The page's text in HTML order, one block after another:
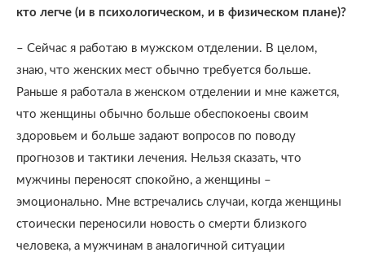
кто легче (и в психологическом, и в физическом плане)?
– Сейчас я работаю в мужском отделении. В целом,
знаю, что женских мест обычно требуется больше.
Раньше я работала в женском отделении и мне кажется,
что женщины обычно больше обеспокоены своим
здоровьем и больше задают вопросов по поводу
прогнозов и тактики лечения. Нельзя сказать, что
мужчины переносят спокойно, а женщины –
эмоционально. Мне встречались случаи, когда женщины
стоически переносили новость о смерти близкого
человека, а мужчинам в аналогичной ситуации